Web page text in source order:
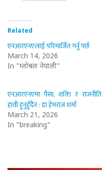
Related
एनआरएनएलाई परिमार्जित गर्नु पर्छ
March 14, 2026
In "ग्लोबल नेपाली"
एनआरएनएमा पैसा, शक्ति र राजनीति
हावी हुनुहुँदैन : डा हेमराज शर्मा
March 21, 2026
In "breaking"